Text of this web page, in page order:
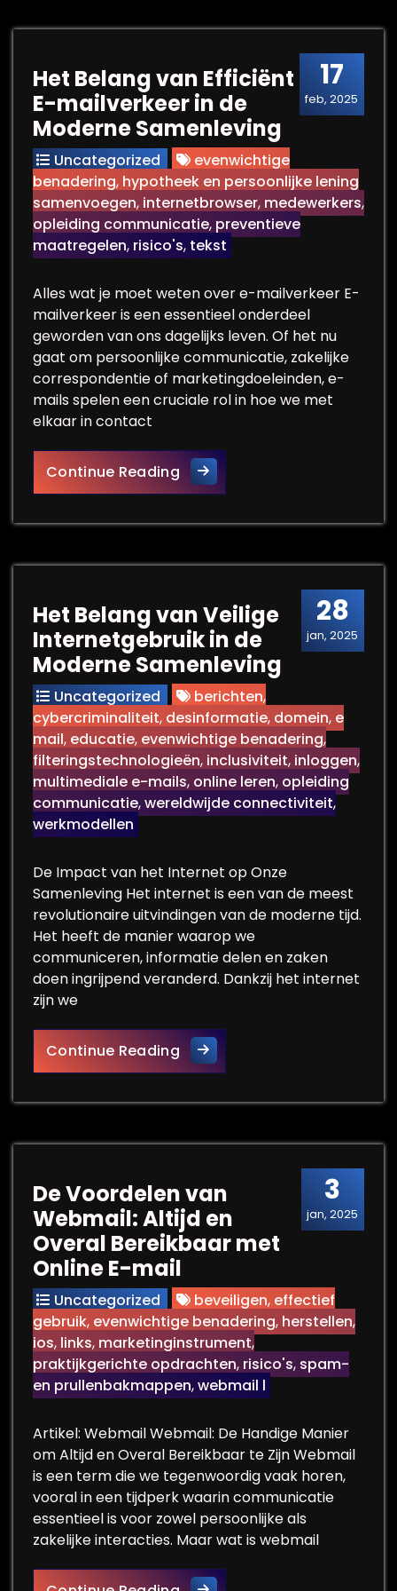
17
feb, 2025
Het Belang van Efficiënt
E-mailverkeer in de
Moderne Samenleving
Uncategorized
evenwichtige
benadering, hypotheek en persoonlijke lening
samenvoegen, internetbrowser, medewerkers,
opleiding communicatie, preventieve
maatregelen, risico's, tekst
Alles wat je moet weten over e-mailverkeer E-
mailverkeer is een essentieel onderdeel
geworden van ons dagelijks leven. Of het nu
gaat om persoonlijke communicatie, zakelijke
correspondentie of marketingdoeleinden, e-
mails spelen een cruciale rol in hoe we met
elkaar in contact
Continue ReadingHet Belang van Efficiënt E-
28
jan, 2025
Het Belang van Veilige
Internetgebruik in de
Moderne Samenleving
Uncategorized berichten,
cybercriminaliteit, desinformatie, domein, e
mail, educatie, evenwichtige benadering,
filteringstechnologieën, inclusiviteit, inloggen,
multimediale e-mails, online leren, opleiding
communicatie,wereldwijde connectiviteit,
werkmodellen
De Impact van het Internet op Onze
Samenleving Het internet is een van de meest
revolutionaire uitvindingen van de moderne tijd.
Het heeft de manier waarop we
communiceren, informatie delen en zaken
doen ingrijpend veranderd. Dankzij het internet
zijn we
Continue ReadingHet Belang van Veilige
3
jan, 2025
De Voordelen van
Webmail: Altijd en
Overal Bereikbaar met
Online E-mail
Uncategorized beveiligen, effectief
gebruik, evenwichtige benadering, herstellen,
ios, links, marketinginstrument,
praktijkgerichte opdrachten, risico's, spam-
en prullenbakmappen,webmail l
Artikel: Webmail Webmail: De Handige Manier
om Altijd en Overal Bereikbaar te Zijn Webmail
is een term die we tegenwoordig vaak horen,
vooral in een tijdperk waarin communicatie
essentieel is voor zowel persoonlijke als
zakelijke interacties. Maar wat is webmail